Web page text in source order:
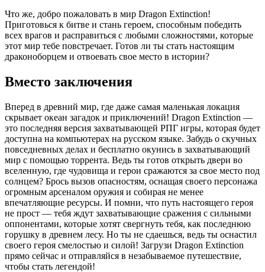
Что же, добро пожаловать в мир Dragon Extinction!
Приготовься к битве и стань героем, способным победить
всех врагов и расправиться с любыми сложностями, которые
этот мир тебе повстречает. Готов ли ты стать настоящим
драконоборцем и отвоевать свое место в истории?
Вместо заключения
Вперед в древний мир, где даже самая маленькая локация
скрывает океан загадок и приключений! Dragon Extinction —
это последняя версия захватывающей РПГ игры, которая будет
доступна на компьютерах на русском языке. Забудь о скучных
повседневных делах и бесплатно окунись в захватывающий
мир с помощью торрента. Ведь ты готов открыть двери во
вселенную, где чудовища и герои сражаются за свое место под
солнцем? Брось вызов опасностям, оснащая своего персонажа
огромным арсеналом оружия и собирая не менее
впечатляющие ресурсы. И помни, что путь настоящего героя
не прост — тебя ждут захватывающие сражения с сильными
оппонентами, которые хотят свергнуть тебя, как последнюю
горушку в древнем лесу. Но ты не сдаешься, ведь ты оснастил
своего героя смелостью и силой! Загрузи Dragon Extinction
прямо сейчас и отправляйся в незабываемое путешествие,
чтобы стать легендой!